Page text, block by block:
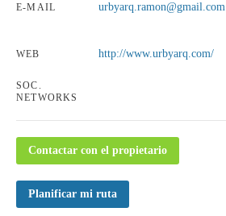
E-MAIL urbyarq.ramon@gmail.com
WEB http://www.urbyarq.com/
SOC.
NETWORKS
Contactar con el propietario
Planificar mi ruta